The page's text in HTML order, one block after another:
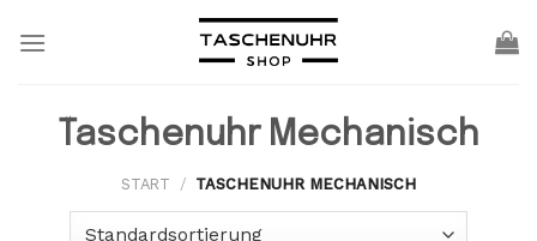
Taschenuhr Mechanisch
START / TASCHENUHR MECHANISCH